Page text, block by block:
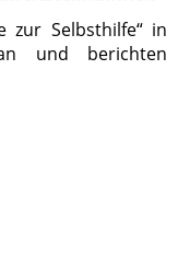
zur Selbsthilfe“ in
und berichten